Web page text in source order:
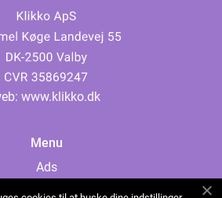
www.klikko.dk
Menu
Ads